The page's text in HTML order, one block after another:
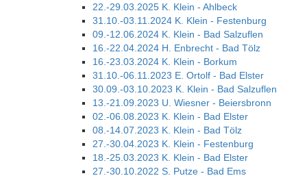
22.-29.03.2025 K. Klein - Ahlbeck
31.10.-03.11.2024 K. Klein - Festenburg
09.-12.06.2024 K. Klein - Bad Salzuflen
16.-22.04.2024 H. Enbrecht - Bad Tölz
16.-23.03.2024 K. Klein - Borkum
31.10.-06.11.2023 E. Ortolf - Bad Elster
30.09.-03.10.2023 K. Klein - Bad Salzuflen
13.-21.09.2023 U. Wiesner - Beiersbronn
02.-06.08.2023 K. Klein - Bad Elster
08.-14.07.2023 K. Klein - Bad Tölz
27.-30.04.2023 K. Klein - Festenburg
18.-25.03.2023 K. Klein - Bad Elster
27.-30.10.2022 S. Putze - Bad Ems